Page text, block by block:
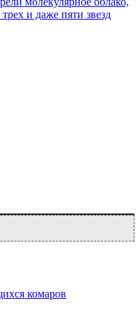
и даже пяти звезд
комаров